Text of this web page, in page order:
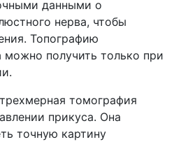
данными о
нерва, чтобы
Топографию
можно получить только при
томография
прикуса. Она
точную картину